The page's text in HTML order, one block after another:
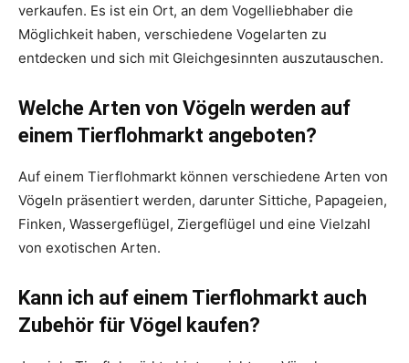
verkaufen. Es ist ein Ort, an dem Vogelliebhaber die
Möglichkeit haben, verschiedene Vogelarten zu
entdecken und sich mit Gleichgesinnten auszutauschen.
Welche Arten von Vögeln werden auf
einem Tierflohmarkt angeboten?
Auf einem Tierflohmarkt können verschiedene Arten von
Vögeln präsentiert werden, darunter Sittiche, Papageien,
Finken, Wassergeflügel, Ziergeflügel und eine Vielzahl
von exotischen Arten.
Kann ich auf einem Tierflohmarkt auch
Zubehör für Vögel kaufen?